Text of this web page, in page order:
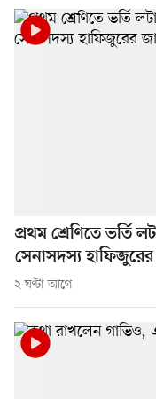
প্রথম শ্রেণিতে ভর্তি
সেনাসদস্য হাফিজুরের
২ ঘণ্টা আগে